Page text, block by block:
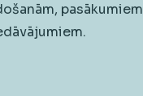
pasākumiem